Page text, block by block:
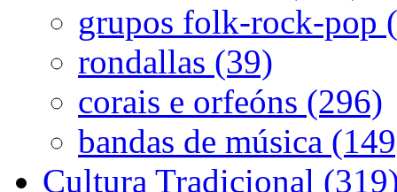
grupos folk-rock-pop
rondallas (39)
corais e orfeóns (296)
bandas de música
Cultura Tradicional